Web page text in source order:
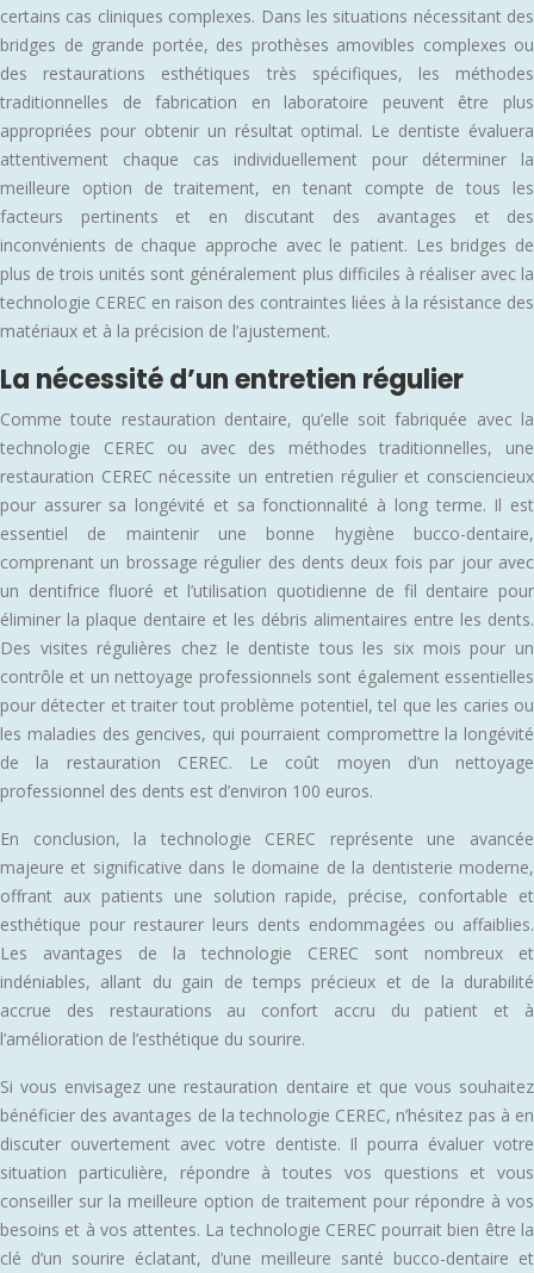
certains cas cliniques complexes. Dans les situations nécessitant des
bridges de grande portée, des prothèses amovibles complexes ou
des restaurations esthétiques très spécifiques, les méthodes
traditionnelles de fabrication en laboratoire peuvent être plus
appropriées pour obtenir un résultat optimal. Le dentiste évaluera
attentivement chaque cas individuellement pour déterminer la
meilleure option de traitement, en tenant compte de tous les
facteurs pertinents et en discutant des avantages et des
inconvénients de chaque approche avec le patient. Les bridges de
plus de trois unités sont généralement plus difficiles à réaliser avec la
technologie CEREC en raison des contraintes liées à la résistance des
matériaux et à la précision de l’ajustement.
La nécessité d’un entretien régulier
Comme toute restauration dentaire, qu’elle soit fabriquée avec la
technologie CEREC ou avec des méthodes traditionnelles, une
restauration CEREC nécessite un entretien régulier et consciencieux
pour assurer sa longévité et sa fonctionnalité à long terme. Il est
essentiel de maintenir une bonne hygiène bucco-dentaire,
comprenant un brossage régulier des dents deux fois par jour avec
un dentifrice fluoré et l’utilisation quotidienne de fil dentaire pour
éliminer la plaque dentaire et les débris alimentaires entre les dents.
Des visites régulières chez le dentiste tous les six mois pour un
contrôle et un nettoyage professionnels sont également essentielles
pour détecter et traiter tout problème potentiel, tel que les caries ou
les maladies des gencives, qui pourraient compromettre la longévité
de la restauration CEREC. Le coût moyen d’un nettoyage
professionnel des dents est d’environ 100 euros.
En conclusion, la technologie CEREC représente une avancée
majeure et significative dans le domaine de la dentisterie moderne,
offrant aux patients une solution rapide, précise, confortable et
esthétique pour restaurer leurs dents endommagées ou affaiblies.
Les avantages de la technologie CEREC sont nombreux et
indéniables, allant du gain de temps précieux et de la durabilité
accrue des restaurations au confort accru du patient et à
l’amélioration de l’esthétique du sourire.
Si vous envisagez une restauration dentaire et que vous souhaitez
bénéficier des avantages de la technologie CEREC, n’hésitez pas à en
discuter ouvertement avec votre dentiste. Il pourra évaluer votre
situation particulière, répondre à toutes vos questions et vous
conseiller sur la meilleure option de traitement pour répondre à vos
besoins et à vos attentes. La technologie CEREC pourrait bien être la
clé d’un sourire éclatant, d’une meilleure santé bucco-dentaire et